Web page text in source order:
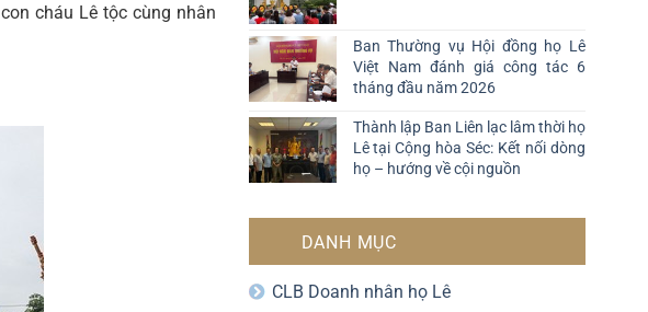
cháu Lê tộc cùng nhân
Ban Thường vụ Hội đồng họ Lê
Việt Nam đánh giá công tác 6
tháng đầu năm 2026
Thành lập Ban Liên lạc lâm thời họ
Lê tại Cộng hòa Séc: Kết nối dòng
họ – hướng về cội nguồn
DANH MỤC
CLB Doanh nhân họ Lê